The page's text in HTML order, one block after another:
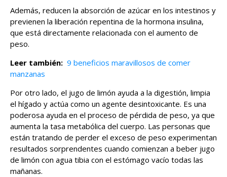
Además, reducen la absorción de azúcar en los intestinos y
previenen la liberación repentina de la hormona insulina,
que está directamente relacionada con el aumento de
peso.
Leer también: 9 beneficios maravillosos de comer
manzanas
Por otro lado, el jugo de limón ayuda a la digestión, limpia
el hígado y actúa como un agente desintoxicante. Es una
poderosa ayuda en el proceso de pérdida de peso, ya que
aumenta la tasa metabólica del cuerpo. Las personas que
están tratando de perder el exceso de peso experimentan
resultados sorprendentes cuando comienzan a beber jugo
de limón con agua tibia con el estómago vacío todas las
mañanas.